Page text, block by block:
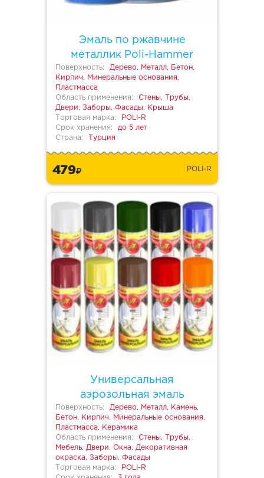
Эмаль по ржавчине
металлик Poli-Hammer
Поверхность:
Дерево, Металл, Бетон,
Кирпич, Минеральные основания,
Пластмасса
Область применения:
Стены, Трубы,
Двери, Заборы, Фасады, Крыша
Торговая марка:
POLI-R
Срок хранения:
до 5 лет
Страна:
Турция
479 POLI-R
Универсальная
аэрозольная эмаль
Поверхность:
Дерево, Металл, Камень,
Бетон, Кирпич, Минеральные основания,
Пластмасса, Керамика
Область применения:
Стены, Трубы,
Мебель, Двери, Окна, Декоративная
окраска, Заборы, Фасады
Торговая марка:
POLI-R